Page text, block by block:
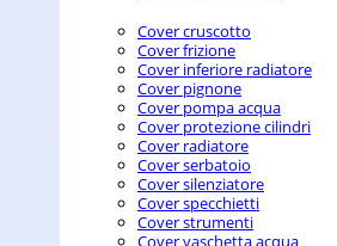
Cover cruscotto
Cover frizione
Cover inferiore radiatore
Cover pignone
Cover pompa acqua
Cover protezione cilindri
Cover radiatore
Cover serbatoio
Cover silenziatore
Cover specchietti
Cover strumenti
Cover vaschetta acqua